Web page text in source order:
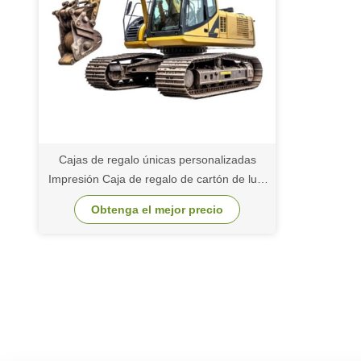
Cajas de regalo únicas personalizadas
Impresión Caja de regalo de cartón de lujo
Embalaje Joyería Caja de regalo de San
Valentín Rosa
Obtenga el mejor precio